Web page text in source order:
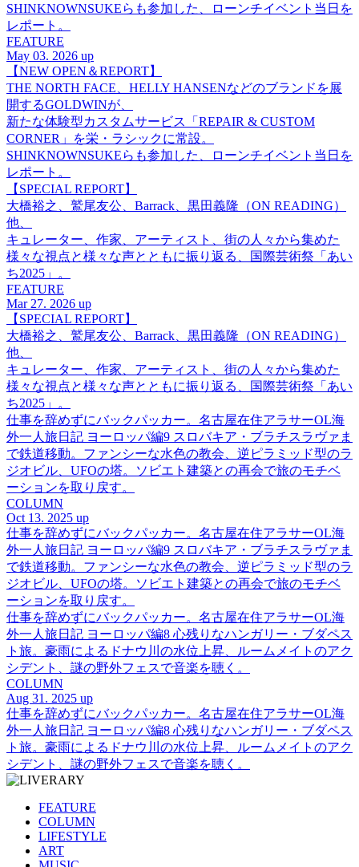
SHINKNOWNSUKEらも参加した、ローンチイベント当日を
レポート。
FEATURE
May 03. 2026 up
【NEW OPEN＆REPORT】
THE NORTH FACE、HELLY HANSENなどのブランドを展
開するGOLDWINが、
新たな体験型カスタムサービス「REPAIR & CUSTOM
CORNER」を栄・ラシックに常設。
SHINKNOWNSUKEらも参加した、ローンチイベント当日を
レポート。
【SPECIAL REPORT】
大橋裕之、鷲尾友公、Barrack、黒田義隆（ON READING）
他、
キュレーター、作家、アーティスト、街の人々から集めた
様々な視点と様々な声とともに振り返る、国際芸術祭「あい
ち2025」。
FEATURE
Mar 27. 2026 up
【SPECIAL REPORT】
大橋裕之、鷲尾友公、Barrack、黒田義隆（ON READING）
他、
キュレーター、作家、アーティスト、街の人々から集めた
様々な視点と様々な声とともに振り返る、国際芸術祭「あい
ち2025」。
仕事を辞めずにバックパッカー。名古屋在住アラサーOL海
外一人旅日記 ヨーロッパ編9 スロバキア・ブラチスラヴァま
で鉄道移動。ファンシーな水色の教会、逆ピラミッド型のラ
ジオビル、UFOの塔。ソビエト建築との再会で旅のモチベ
ーションを取り戻す。
COLUMN
Oct 13. 2025 up
仕事を辞めずにバックパッカー。名古屋在住アラサーOL海
外一人旅日記 ヨーロッパ編9 スロバキア・ブラチスラヴァま
で鉄道移動。ファンシーな水色の教会、逆ピラミッド型のラ
ジオビル、UFOの塔。ソビエト建築との再会で旅のモチベ
ーションを取り戻す。
仕事を辞めずにバックパッカー。名古屋在住アラサーOL海
外一人旅日記 ヨーロッパ編8 心残りなハンガリー・ブダペス
ト旅。豪雨によるドナウ川の水位上昇、ルームメイトのアク
シデント、謎の野外フェスで音楽を聴く。
COLUMN
Aug 31. 2025 up
仕事を辞めずにバックパッカー。名古屋在住アラサーOL海
外一人旅日記 ヨーロッパ編8 心残りなハンガリー・ブダペス
ト旅。豪雨によるドナウ川の水位上昇、ルームメイトのアク
シデント、謎の野外フェスで音楽を聴く。
FEATURE
COLUMN
LIFESTYLE
ART